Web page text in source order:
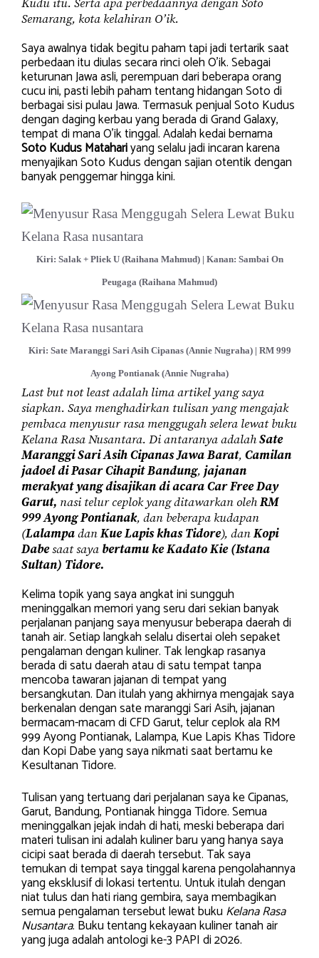
Kudu itu. Serta apa perbedaannya dengan Soto
Semarang, kota kelahiran O’ik.
Saya awalnya tidak begitu paham tapi jadi tertarik saat
perbedaan itu diulas secara rinci oleh O’ik. Sebagai
keturunan Jawa asli, perempuan dari beberapa orang
cucu ini, pasti lebih paham tentang hidangan Soto di
berbagai sisi pulau Jawa. Termasuk penjual Soto Kudus
dengan daging kerbau yang berada di Grand Galaxy,
tempat di mana O’ik tinggal. Adalah kedai bernama
Soto Kudus Matahariyang selalu jadi incaran karena
menyajikan Soto Kudus dengan sajian otentik dengan
banyak penggemar hingga kini.
Kiri: Salak + Pliek U (Raihana Mahmud) | Kanan: Sambai On
Peugaga (Raihana Mahmud)
Kiri: Sate Maranggi Sari Asih Cipanas (Annie Nugraha) | RM 999
Ayong Pontianak (Annie Nugraha)
Last but not least adalah lima artikel yang saya
siapkan. Saya menghadirkan tulisan yang mengajak
pembaca menyusur rasa menggugah selera lewat buku
Kelana Rasa Nusantara. Di antaranya adalahSate
Maranggi Sari Asih Cipanas Jawa Barat, Camilan
jadoel di Pasar Cihapit Bandung, jajanan
merakyat yang disajikan di acara Car Free Day
Garut, nasi telur ceplok yang ditawarkan olehRM
999 Ayong Pontianak, dan beberapa kudapan
(LalampadanKue Lapis khas Tidore), danKopi
Dabesaat saya bertamu ke Kadato Kie (Istana
Sultan) Tidore.
Kelima topik yang saya angkat ini sungguh
meninggalkan memori yang seru dari sekian banyak
perjalanan panjang saya menyusur beberapa daerah di
tanah air. Setiap langkah selalu disertai oleh sepaket
pengalaman dengan kuliner. Tak lengkap rasanya
berada di satu daerah atau di satu tempat tanpa
mencoba tawaran jajanan di tempat yang
bersangkutan. Dan itulah yang akhirnya mengajak saya
berkenalan dengan sate maranggi Sari Asih, jajanan
bermacam-macam di CFD Garut, telur ceplok ala RM
999 Ayong Pontianak, Lalampa, Kue Lapis Khas Tidore
dan Kopi Dabe yang saya nikmati saat bertamu ke
Kesultanan Tidore.
Tulisan yang tertuang dari perjalanan saya ke Cipanas,
Garut, Bandung, Pontianak hingga Tidore. Semua
meninggalkan jejak indah di hati, meski beberapa dari
materi tulisan ini adalah kuliner baru yang hanya saya
cicipi saat berada di daerah tersebut. Tak saya
temukan di tempat saya tinggal karena pengolahannya
yang eksklusif di lokasi tertentu. Untuk itulah dengan
niat tulus dan hati riang gembira, saya membagikan
semua pengalaman tersebut lewat buku Kelana Rasa
Nusantara. Buku tentang kekayaan kuliner tanah air
yang juga adalah antologi ke-3 PAPI di 2026.